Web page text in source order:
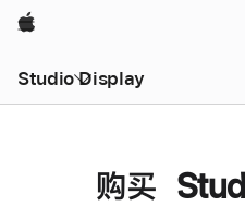
Apple
Studio Display
购买